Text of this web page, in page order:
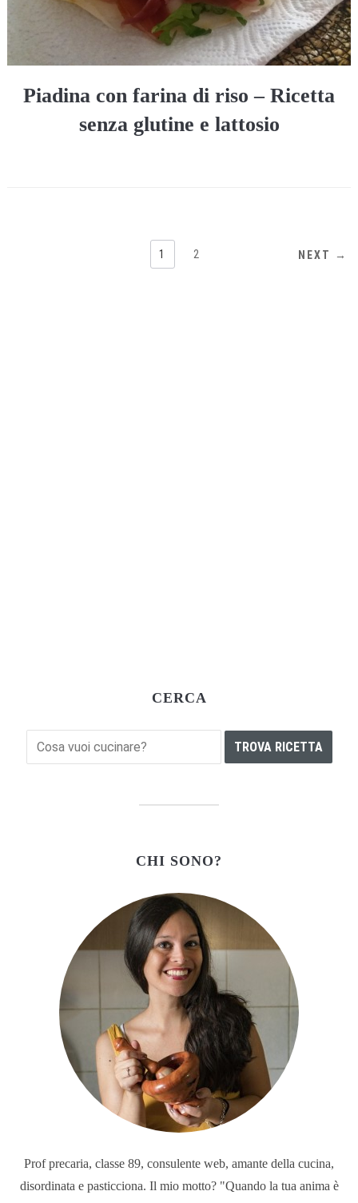
Piadina con farina di riso – Ricetta
senza glutine e lattosio
1 2 NEXT →
CERCA
CHI SONO?
Prof precaria, classe 89, consulente web, amante della cucina,
disordinata e pasticciona. Il mio motto? "Quando la tua anima è